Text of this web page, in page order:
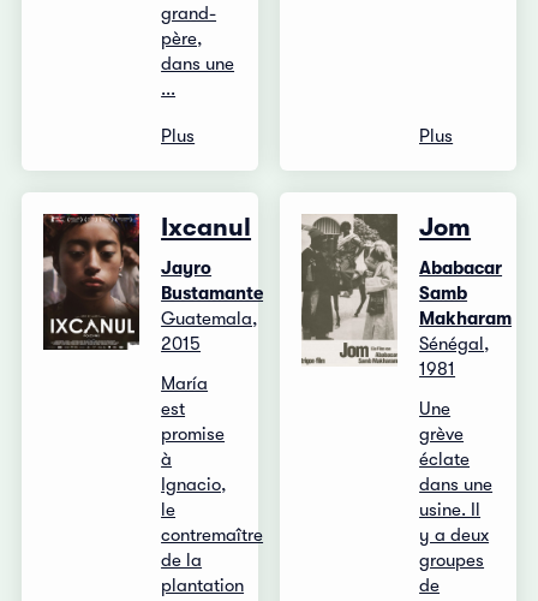
grand-
père,
dans une
...
Plus Plus
Ixcanul
Jayro
Bustamante
Guatemala,
2015
María
est
promise
à
Ignacio,
le
contremaître
de la
plantation
Jom
Ababacar
Samb
Makharam
Sénégal,
1981
Une
grève
éclate
dans une
usine. Il
y a deux
groupes
de